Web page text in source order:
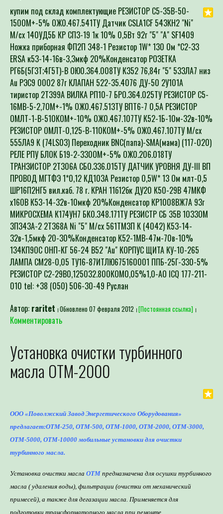
купим под склад комплектующие РЕЗИСТОР С5-35В-50-
150ОМ+-5% ОЖ0.467.541ТУ Датчик CSLA1CF 543КН2 "Ni"
М/сх 140УД5Б КР СП3-19 1к 10% 0,5Вт 92г "5" "А" SF1409
Ножка приборная ФП2П 348-1 Резистор 1W* 130 Ом *C2-33
ERSA к53-14-16в-3,3мкф 20%Конденсатор РОЗЕТКА
РГ6Б(5Г3Т;4Г5Т)-В ОЮ0.364.008ТУ К352 76,84г "5" 533ЛА7 низ
Au РЭС9 0002 87г КЛАПАН 522-35.4076 ДУ-50 2У101А
тиристор 2Т399А ВИЛКА РП10-7 БРО.364.025ТУ РЕЗИСТОР С5-
16МВ-5-2,7ОМ+-1% ОЖ0.467.513ТУ ВПТ6-7 0,5А РЕЗИСТОР
ОМЛТ-1-В-510КОМ+-10% ОЖ0.467.107ТУ К52-1Б-10м-32в-10%
РЕЗИСТОР ОМЛТ-0,125-В-110КОМ+-5% ОЖ0.467.107ТУ М/сх
555ЛА9 К (74LS03) Переходник BNC(папа)-SMA(мама) (117-020)
РЕЛЕ РПУ БЛОК Б19-2-330ОМ+-5% ОЖ0.206.018ТУ
ТРАНЗИСТОР 2Т306А СБО.336.015ТУ ДАТЧИК УРОВНЯ ДУ-III ВП
ПРОВОД МГТФЭ 1*0,12 КД103А Резистор 0,5W* 13 Ом млт-0,5
ШР16П2НГ5 вил.каб. 78 г. КРАН 11б12бк ДУ20 К50-29В 47МКФ
х160В К53-14-32в-10мкф 20%Конденсатор КР1008ВЖ7А 93г
МИКРОСХЕМА К174УН7 БК0.348.171ТУ РЕЗИСТР СБ 35В 1033ОМ
3П343А-2 2Т368А Ni "5" М/сх 561ТМ3П К (4042) К53-14-
32в-1,5мкф 20-30%Конденсатор К52-1МВ-47м-70в-10%
134КП9ОС ОНП-КГ 56-24 В52 "Au" КОРПУС ЩИТА КУ-10-265
ЛАМПА СМ28-0,05 ТУ16-87ИТЛЮ675160001 ППБ-25Г-330-5%
РЕЗИСТОР С2-29В0,125032.800КОМ0,05%1,0-АО ICQ 177-211-
010 tel: +38 (050) 506-30-49 Руслан
Автор: raritet Обновлено 07 февраля 2012 [Постоянная ссылка]
Комментировать
Установка очистки турбинного
масла ОТМ-2000